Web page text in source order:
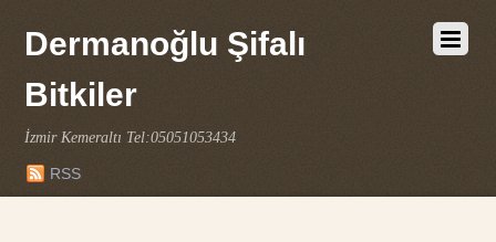
Dermanoğlu Şifalı
Bitkiler
İzmir Kemeraltı Tel:05051053434
RSS